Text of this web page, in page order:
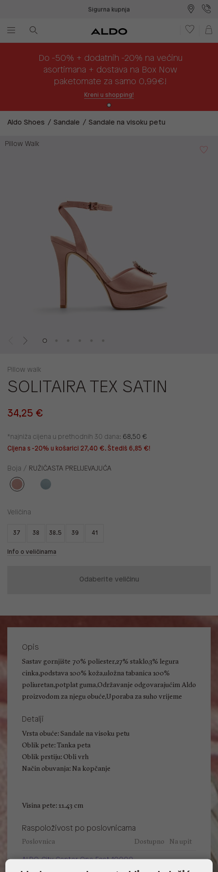
Sigurna kupnja
Do -50% + dodatnih -20% na većinu
asortimana + dostava na Box Now
paketomate za samo 0,99€!
Kreni u shopping!
Aldo Shoes Sandale Sandale na visoku petu
Pillow Walk
Pillow walk
SOLITAIRA TEX SATIN
34,25 €
*najniža cijena u prethodnih 30 dana: 68,50 €
Cijena s -20% u košarici 27,40 €. Štediš 6,85 €!
Boja / RUŽIČASTA PRELIJEVAJUĆA
Veličina
37 38 38.5 39 41
Info o veličinama
Odaberite veličinu
Opis
Sastav gornjište 70% poliester,27% staklo,3% legura
cinka,podstava 100% koža,uložna tabanica 100%
poliuretan,potplat guma,Održavanje odgovarajućim Aldo
proizvodom za njegu obuće,Uporaba za suho vrijeme
Detalji
Vrsta obuće: Sandale na visoku petu
Oblik pete: Tanka peta
Oblik prstiju: Obli vrh
Način obuvanja: Na kopčanje
Visina pete: 11.43 cm
Raspoloživost po poslovnicama
Poslovnica Dostupno Na upit
ALDO, City Center One East 10000
Zagreb